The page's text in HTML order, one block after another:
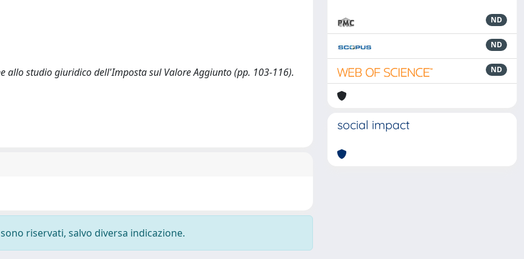
allo studio giuridico dell'Imposta sul Valore Aggiunto (pp. 103-116).
riservati, salvo diversa indicazione.
ND
ND
ND
social impact